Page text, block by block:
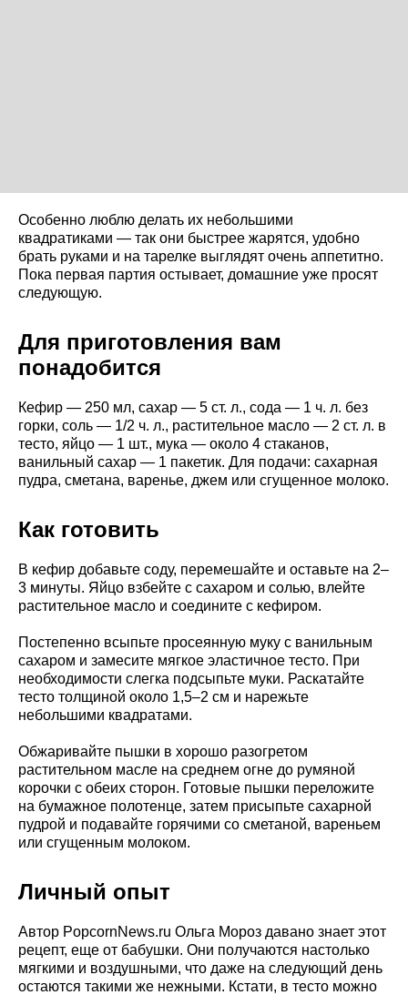
Особенно люблю делать их небольшими
квадратиками — так они быстрее жарятся, удобно
брать руками и на тарелке выглядят очень аппетитно.
Пока первая партия остывает, домашние уже просят
следующую.
Для приготовления вам
понадобится
Кефир — 250 мл, сахар — 5 ст. л., сода — 1 ч. л. без
горки, соль — 1/2 ч. л., растительное масло — 2 ст. л. в
тесто, яйцо — 1 шт., мука — около 4 стаканов,
ванильный сахар — 1 пакетик. Для подачи: сахарная
пудра, сметана, варенье, джем или сгущенное молоко.
Как готовить
В кефир добавьте соду, перемешайте и оставьте на 2–
3 минуты. Яйцо взбейте с сахаром и солью, влейте
растительное масло и соедините с кефиром.
Постепенно всыпьте просеянную муку с ванильным
сахаром и замесите мягкое эластичное тесто. При
необходимости слегка подсыпьте муки. Раскатайте
тесто толщиной около 1,5–2 см и нарежьте
небольшими квадратами.
Обжаривайте пышки в хорошо разогретом
растительном масле на среднем огне до румяной
корочки с обеих сторон. Готовые пышки переложите
на бумажное полотенце, затем присыпьте сахарной
пудрой и подавайте горячими со сметаной, вареньем
или сгущенным молоком.
Личный опыт
Автор PopcornNews.ru Ольга Мороз давано знает этот
рецепт, еще от бабушки. Они получаются настолько
мягкими и воздушными, что даже на следующий день
остаются такими же нежными. Кстати, в тесто можно